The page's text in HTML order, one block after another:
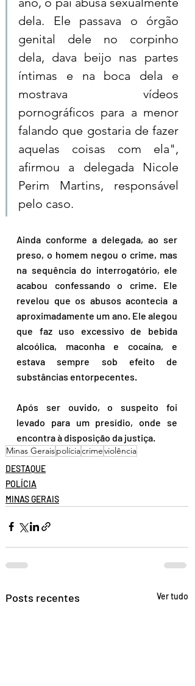
dela. Ele passava o órgão
genital dele no corpinho
dela, dava beijo nas partes
íntimas e na boca dela e
mostrava vídeos
pornográficos para a menor
falando que gostaria de fazer
aquelas coisas com ela",
afirmou a delegada Nicole
Perim Martins, responsável
pelo caso.
Ainda conforme a delegada, ao ser
preso, o homem negou o crime, mas
na sequência do interrogatório, ele
acabou confessando o crime. Ele
revelou que os abusos acontecia a
aproximadamente um ano. Ele alegou
que faz uso excessivo de bebida
alcoólica, maconha e cocaína, e
estava sempre sob efeito de
substâncias entorpecentes.
Após ser ouvido, o suspeito foi
levado para um presídio, onde se
encontra à disposição da justiça.
Minas Geraispolíciacrimeviolência
DESTAQUE
POLÍCIA
MINAS GERAIS
Posts recentes Ver tudo